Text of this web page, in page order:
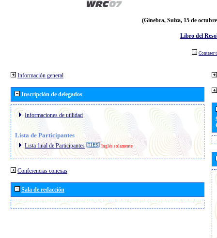
(Ginebra, Suiza, 15 de
Libro del
Contraer
Información general
Inscripción de delegados
Informaciones de utilidad
Lista de Participantes
Lista final de Participantes Inglés solamente
Conferencias conexas
Sala de redacción